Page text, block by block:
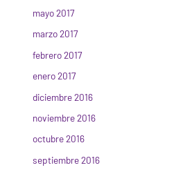
mayo 2017
marzo 2017
febrero 2017
enero 2017
diciembre 2016
noviembre 2016
octubre 2016
septiembre 2016